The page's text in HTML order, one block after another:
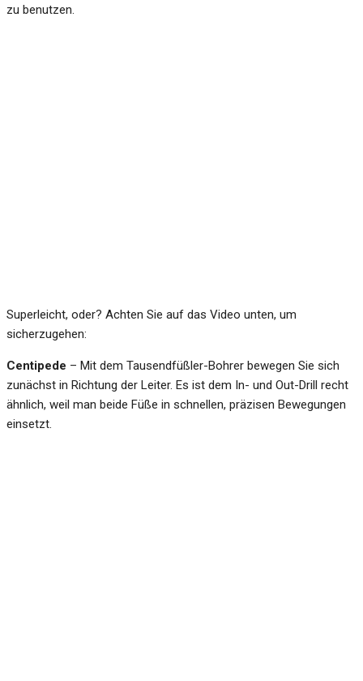
zu benutzen.
Superleicht, oder? Achten Sie auf das Video unten, um
sicherzugehen:
Centipede – Mit dem Tausendfüßler-Bohrer bewegen Sie sich
zunächst in Richtung der Leiter. Es ist dem In- und Out-Drill recht
ähnlich, weil man beide Füße in schnellen, präzisen Bewegungen
einsetzt.